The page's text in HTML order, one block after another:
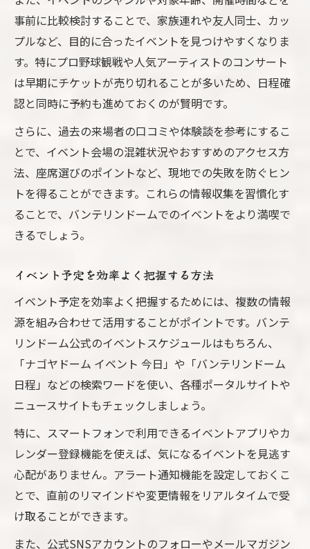
事前に比較検討することで、家族連れや友人同士、カッ
プルなど、目的に合ったイベントを見つけやすくなりま
す。特にプロ野球観戦や人気アーティストのコンサート
は早期にチケットが売り切れることが多いため、日程確
認と同時に予約も進めておくのが賢明です。
さらに、過去の来場者の口コミや体験談を参考にするこ
とで、イベント会場の混雑状況やおすすめのアクセス方
法、座席選びのポイントなど、現地での失敗を防ぐヒン
トを得ることができます。これらの情報収集を習慣化す
ることで、バンテリンドームでのイベントをより満喫で
きるでしょう。
イベント予定を効率よく把握する方法
イベント予定を効率よく把握するためには、複数の情報
源を組み合わせて活用することがポイントです。バンテ
リンドーム公式のイベントスケジュールはもちろん、
「ナゴヤドーム イベント 今日」や「バンテリンドーム
日程」などの検索ワードを使い、各種ポータルサイトや
ニュースサイトもチェックしましょう。
特に、スマートフォンで利用できるイベントアプリやカ
レンダー登録機能を使えば、気になるイベントを見逃す
心配がありません。アラート通知機能を設定しておくこ
とで、直前のリマインドや変更情報をリアルタイムで受
け取ることができます。
また、公式SNSアカウントのフォローやメールマガジン